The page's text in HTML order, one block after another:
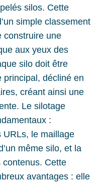
silos. Cette
simple classement
construire une
aux yeux des
silo doit être
principal, décliné en
créant ainsi une
Le silotage
:
URLs, le maillage
même silo, et la
Cette
avantages : elle